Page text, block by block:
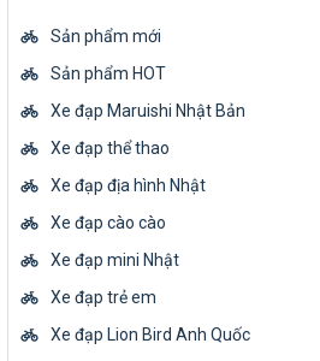
Sản phẩm mới
Sản phẩm HOT
Xe đạp Maruishi Nhật Bản
Xe đạp thể thao
Xe đạp địa hình Nhật
Xe đạp cào cào
Xe đạp mini Nhật
Xe đạp trẻ em
Xe đạp Lion Bird Anh Quốc